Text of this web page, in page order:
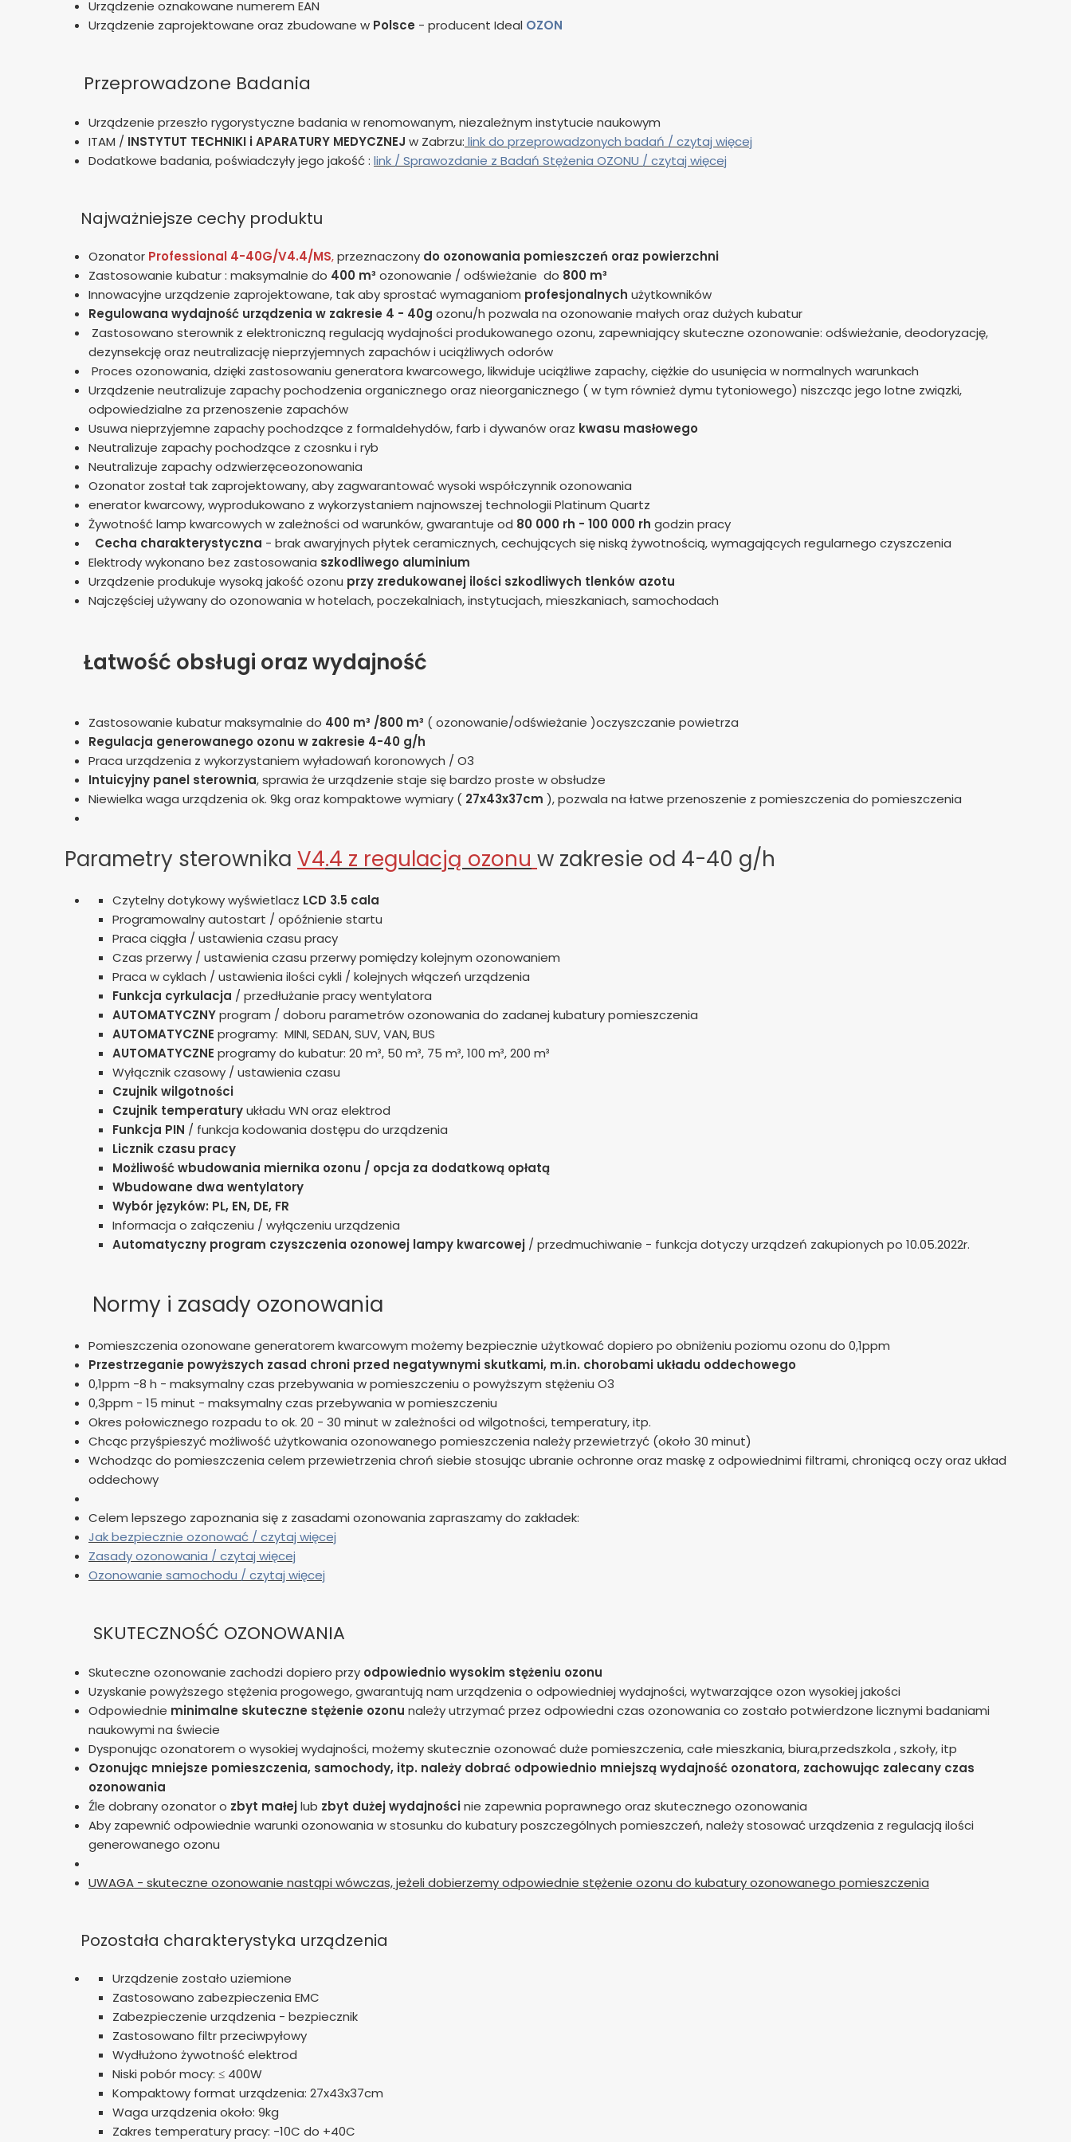
Urządzenie oznakowane numerem EAN
Urządzenie zaprojektowane oraz zbudowane w Polsce - producent Ideal OZON
Przeprowadzone Badania
Urządzenie przeszło rygorystyczne badania w renomowanym, niezależnym instytucie naukowym
ITAM / INSTYTUT TECHNIKI i APARATURY MEDYCZNEJ w Zabrzu: link do przeprowadzonych badań / czytaj więcej
Dodatkowe badania, poświadczyły jego jakość : link / Sprawozdanie z Badań Stężenia OZONU / czytaj więcej
Najważniejsze cechy produktu
Ozonator Professional 4-40G/V4.4/MS,przeznaczony do ozonowania pomieszczeń oraz powierzchni
Zastosowanie kubatur : maksymalnie do 400 m³ ozonowanie / odświeżanie do 800 m³
Innowacyjne urządzenie zaprojektowane, tak aby sprostać wymaganiom profesjonalnych użytkowników
Regulowana wydajność urządzenia w zakresie 4 - 40g ozonu/h pozwala na ozonowanie małych oraz dużych kubatur
Zastosowano sterownik z elektroniczną regulacją wydajności produkowanego ozonu, zapewniający skuteczne ozonowanie: odświeżanie, deodoryzację,
dezynsekcję oraz neutralizację nieprzyjemnych zapachów i uciążliwych odorów
Proces ozonowania, dzięki zastosowaniu generatora kwarcowego, likwiduje uciążliwe zapachy, ciężkie do usunięcia w normalnych warunkach
Urządzenie neutralizuje zapachy pochodzenia organicznego oraz nieorganicznego ( w tym również dymu tytoniowego) niszcząc jego lotne związki,
odpowiedzialne za przenoszenie zapachów
Usuwa nieprzyjemne zapachy pochodzące z formaldehydów, farb i dywanów oraz kwasu masłowego
Neutralizuje zapachy pochodzące z czosnku i ryb
Neutralizuje zapachy odzwierzęceozonowania
Ozonator został tak zaprojektowany, aby zagwarantować wysoki współczynnik ozonowania
enerator kwarcowy, wyprodukowano z wykorzystaniem najnowszej technologii Platinum Quartz
Żywotność lamp kwarcowych w zależności od warunków, gwarantuje od 80 000 rh - 100 000 rh godzin pracy
Cecha charakterystyczna - brak awaryjnych płytek ceramicznych, cechujących się niską żywotnością, wymagających regularnego czyszczenia
Elektrody wykonano bez zastosowania szkodliwego aluminium
Urządzenie produkuje wysoką jakość ozonu przy zredukowanej ilości szkodliwych tlenków azotu
Najczęściej używany do ozonowania w hotelach, poczekalniach, instytucjach, mieszkaniach, samochodach
Łatwość obsługi oraz wydajność
Zastosowanie kubatur maksymalnie do 400 m³ /800 m³ ( ozonowanie/odświeżanie )oczyszczanie powietrza
Regulacja generowanego ozonu w zakresie 4-40 g/h
Praca urządzenia z wykorzystaniem wyładowań koronowych / O3
Intuicyjny panel sterownia, sprawia że urządzenie staje się bardzo proste w obsłudze
Niewielka waga urządzenia ok. 9kg oraz kompaktowe wymiary ( 27x43x37cm ), pozwala na łatwe przenoszenie z pomieszczenia do pomieszczenia
Parametry sterownika V4.4 z regulacją ozonu w zakresie od 4-40 g/h
Czytelny dotykowy wyświetlacz LCD 3.5 cala
Programowalny autostart / opóźnienie startu
Praca ciągła / ustawienia czasu pracy
Czas przerwy / ustawienia czasu przerwy pomiędzy kolejnym ozonowaniem
Praca w cyklach / ustawienia ilości cykli / kolejnych włączeń urządzenia
Funkcja cyrkulacja / przedłużanie pracy wentylatora
AUTOMATYCZNYprogram / doboru parametrów ozonowania do zadanej kubatury pomieszczenia
AUTOMATYCZNE programy: MINI, SEDAN, SUV, VAN, BUS
AUTOMATYCZNE programy do kubatur: 20 m³, 50 m³, 75 m³, 100 m³, 200 m³
Wyłącznik czasowy / ustawienia czasu
Czujnik wilgotności
Czujnik temperaturyukładu WN oraz elektrod
Funkcja PIN / funkcja kodowania dostępu do urządzenia
Licznik czasu pracy
Możliwość wbudowania miernika ozonu / opcja za dodatkową opłatą
Wbudowane dwa wentylatory
Wybór języków: PL, EN, DE, FR
Informacja o załączeniu / wyłączeniu urządzenia
Automatyczny program czyszczenia ozonowej lampy kwarcowej / przedmuchiwanie - funkcja dotyczy urządzeń zakupionych po 10.05.2022r.
Normy i zasady ozonowania
Pomieszczenia ozonowane generatorem kwarcowym możemy bezpiecznie użytkować dopiero po obniżeniu poziomu ozonu do 0,1ppm
Przestrzeganie powyższych zasad chroni przed negatywnymi skutkami, m.in. chorobami układu oddechowego
0,1ppm -8 h - maksymalny czas przebywania w pomieszczeniu o powyższym stężeniu O3
0,3ppm - 15 minut - maksymalny czas przebywania w pomieszczeniu
Okres połowicznego rozpadu to ok. 20 - 30 minut w zależności od wilgotności, temperatury, itp.
Chcąc przyśpieszyć możliwość użytkowania ozonowanego pomieszczenia należy przewietrzyć (około 30 minut)
Wchodząc do pomieszczenia celem przewietrzenia chroń siebie stosując ubranie ochronne oraz maskę z odpowiednimi filtrami, chroniącą oczy oraz układ
oddechowy
Celem lepszego zapoznania się z zasadami ozonowania zapraszamy do zakładek:
Jak bezpiecznie ozonować / czytaj więcej
Zasady ozonowania / czytaj więcej
Ozonowanie samochodu / czytaj więcej
SKUTECZNOŚĆ OZONOWANIA
Skuteczne ozonowanie zachodzi dopiero przy odpowiednio wysokim stężeniu ozonu
Uzyskanie powyższego stężenia progowego, gwarantują nam urządzenia o odpowiedniej wydajności, wytwarzające ozon wysokiej jakości
Odpowiednie minimalne skuteczne stężenie ozonu należy utrzymać przez odpowiedni czas ozonowania co zostało potwierdzone licznymi badaniami
naukowymi na świecie
Dysponując ozonatorem o wysokiej wydajności, możemy skutecznie ozonować duże pomieszczenia, całe mieszkania, biura,przedszkola , szkoły, itp
Ozonując mniejsze pomieszczenia, samochody, itp. należy dobrać odpowiednio mniejszą wydajność ozonatora, zachowując zalecany czas
ozonowania
Źle dobrany ozonator o zbyt małejlub zbyt dużej wydajnościnie zapewnia poprawnego oraz skutecznego ozonowania
Aby zapewnić odpowiednie warunki ozonowania w stosunku do kubatury poszczególnych pomieszczeń, należy stosować urządzenia z regulacją ilości
generowanego ozonu
UWAGA - skuteczne ozonowanie nastąpi wówczas, jeżeli dobierzemy odpowiednie stężenie ozonu do kubatury ozonowanego pomieszczenia
Pozostała charakterystyka urządzenia
Urządzenie zostało uziemione
Zastosowano zabezpieczenia EMC
Zabezpieczenie urządzenia - bezpiecznik
Zastosowano filtr przeciwpyłowy
Wydłużono żywotność elektrod
Niski pobór mocy: ≤ 400W
Kompaktowy format urządzenia: 27x43x37cm
Waga urządzenia około: 9kg
Zakres temperatury pracy: -10C do +40C